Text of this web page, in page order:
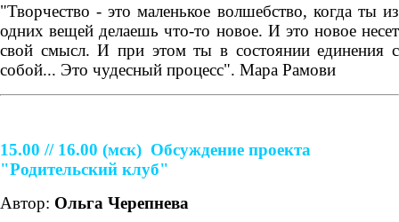
"Творчество - это маленькое волшебство, когда ты из
одних вещей делаешь что-то новое. И это новое несет
свой смысл. И при этом ты в состоянии единения с
собой... Это чудесный процесс". Мара Рамови
15.00 // 16.00 (мск) Обсуждение проекта
"Родительский клуб"
Автор: Ольга Черепнева